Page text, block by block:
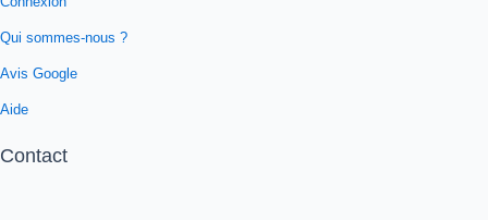
Qui sommes-nous ?
Avis Google
Aide
Contact